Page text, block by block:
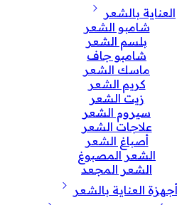
العناية بالشعر
شامبو الشعر
بلسم الشعر
شامبو جاف
ماسك الشعر
كريم الشعر
زيت الشعر
سيروم الشعر
علاجات الشعر
أصباغ الشعر
الشعر المصبوغ
الشعر المجعد
أجهزة العناية بالشعر